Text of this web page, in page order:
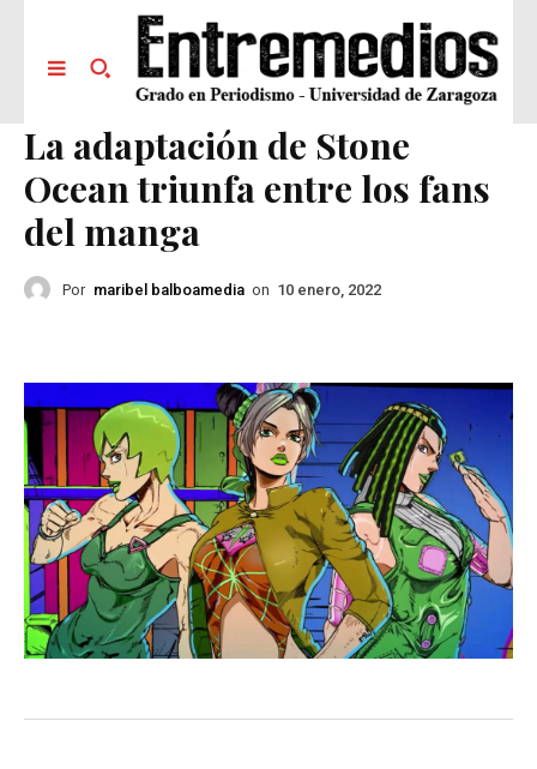
La adaptación de Stone
Ocean triunfa entre los fans
del manga
Por maribel balboamedia on 10 enero, 2022